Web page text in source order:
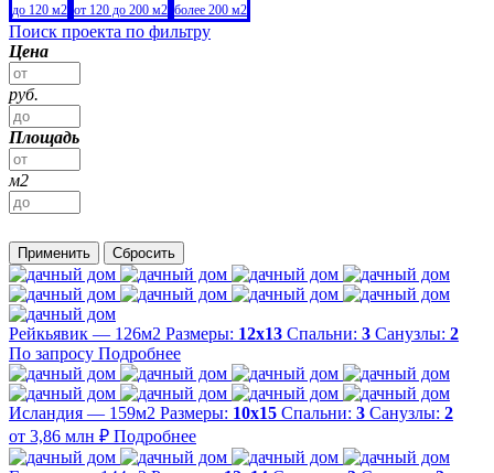
до 120 м2 от 120 до 200 м2 более 200 м2
Поиск проекта по фильтру
Цена
руб.
Площадь
м2
Применить Сбросить
Рейкьявик — 126м2 Размеры: 12х13 Спальни: 3 Санузлы: 2
По запросу Подробнее
Исландия — 159м2 Размеры: 10х15 Спальни: 3 Санузлы: 2
от 3,86 млн ₽ Подробнее